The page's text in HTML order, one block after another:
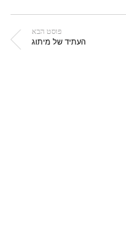
פוסט הבא
העתיד של מיתוג